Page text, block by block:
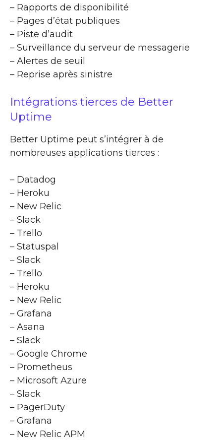
– Rapports de disponibilité
– Pages d’état publiques
– Piste d’audit
– Surveillance du serveur de messagerie
– Alertes de seuil
– Reprise après sinistre
Intégrations tierces de Better
Uptime
Better Uptime peut s’intégrer à de
nombreuses applications tierces :
– Datadog
– Heroku
– New Relic
– Slack
– Trello
– Statuspal
– Slack
– Trello
– Heroku
– New Relic
– Grafana
– Asana
– Slack
– Google Chrome
– Prometheus
– Microsoft Azure
– Slack
– PagerDuty
– Grafana
– New Relic APM